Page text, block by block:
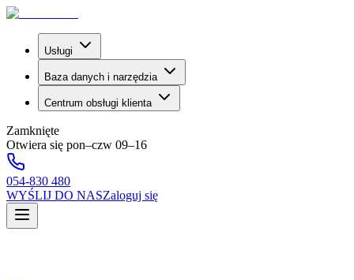
Usługi
Baza danych i narzędzia
Centrum obsługi klienta
Zamknięte
Otwiera się pon–czw 09–16
054-830 480
WYŚLIJ DO NASZaloguj się